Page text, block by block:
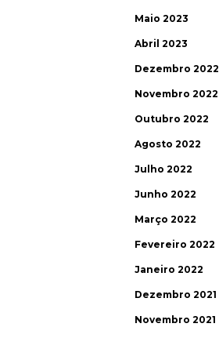
Maio 2023
Abril 2023
Dezembro 2022
Novembro 2022
Outubro 2022
Agosto 2022
Julho 2022
Junho 2022
Março 2022
Fevereiro 2022
Janeiro 2022
Dezembro 2021
Novembro 2021